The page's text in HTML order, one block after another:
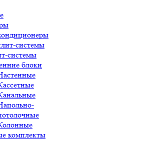
системы
блоки
комплекты